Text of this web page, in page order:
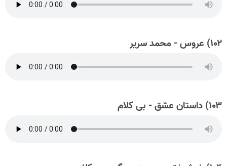
۱۰۲) عروس - محمد سریر
۱۰۳) داستان عشق - بی کلام